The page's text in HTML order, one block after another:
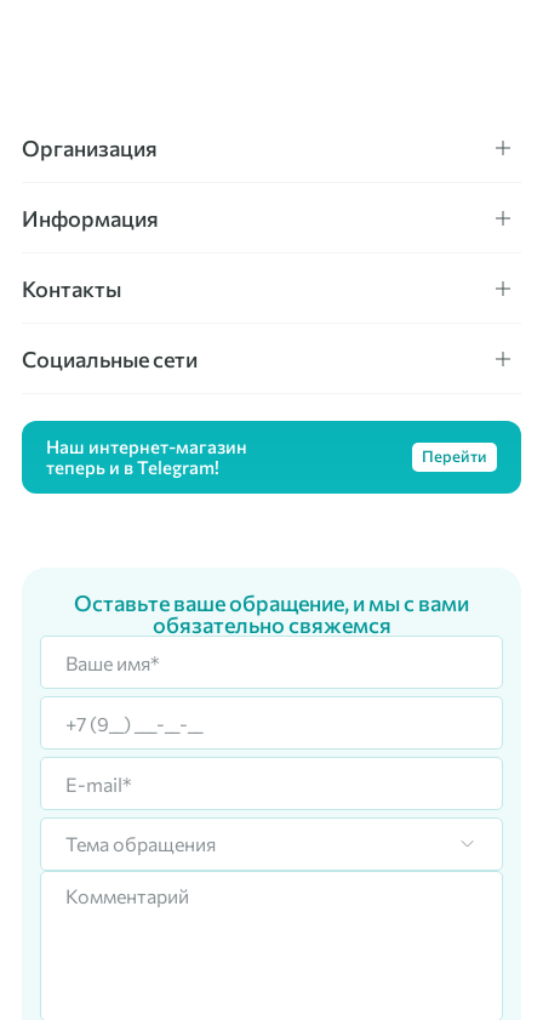
Организация
Информация
Контакты
Социальные сети
Наш интернет-магазин
теперь и в Telegram!
Перейти
Оставьте ваше обращение, и мы с вами
обязательно свяжемся
Тема обращения